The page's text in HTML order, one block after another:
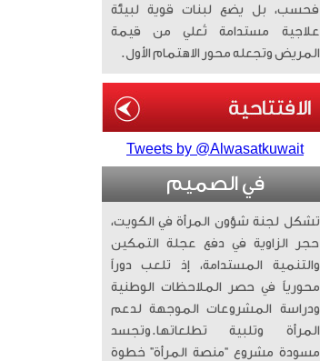
فحسب، بل يضع لبنات قوية لبيئة
علاجية مستدامة تُعلي من قيمة
المريض وتجعله محور الاهتمام الأول.
Tweets by @Alwasatkuwait
في الصميم
تشكل لجنة شؤون المرأة في الكويت،
حجر الزاوية في دفع عجلة التمكين
والتنمية المستدامة، إذ تلعب دوراً
محورياً في حصر الملاحظات الوطنية
ودراسة المشروعات الموجهة لدعم
المرأة وتلبية تطلعاتها. ​وتجسد
مسودة مشروع “منصة المرأة” خطوة